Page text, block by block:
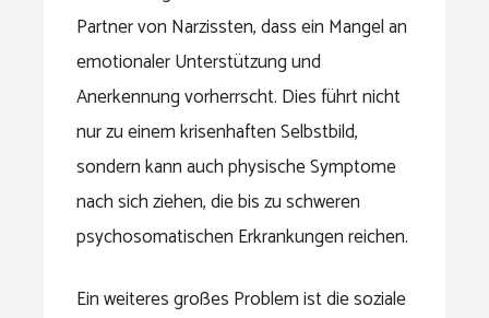
Partner von Narzissten, dass ein Mangel an
emotionaler Unterstützung und
Anerkennung vorherrscht. Dies führt nicht
nur zu einem krisenhaften Selbstbild,
sondern kann auch physische Symptome
nach sich ziehen, die bis zu schweren
psychosomatischen Erkrankungen reichen.
Ein weiteres großes Problem ist die soziale